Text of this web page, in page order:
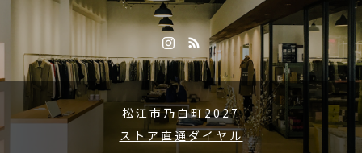
カフェ#松江 #島根 #山陰#島根旅
行
松江市乃白町2027
ストア直通ダイヤル